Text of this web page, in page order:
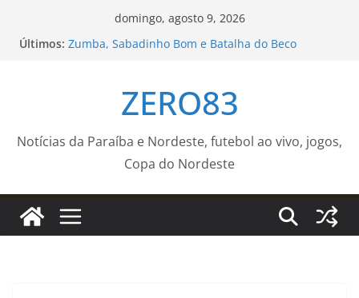
domingo, agosto 9, 2026
Últimos: Zumba, Sabadinho Bom e Batalha do Beco
Agosto terá dois eclipses; saiba como assistir aos
fenômenos
atividades esportivas e culturais no fim de
Batalha do Beco recebe Vulto MC e DJ Black neste
Aos 20 anos, chega notícia sobre ocorrido com o
filho de Wagner Moura
ZERO83
Notícias da Paraíba e Nordeste, futebol ao vivo, jogos,
Copa do Nordeste